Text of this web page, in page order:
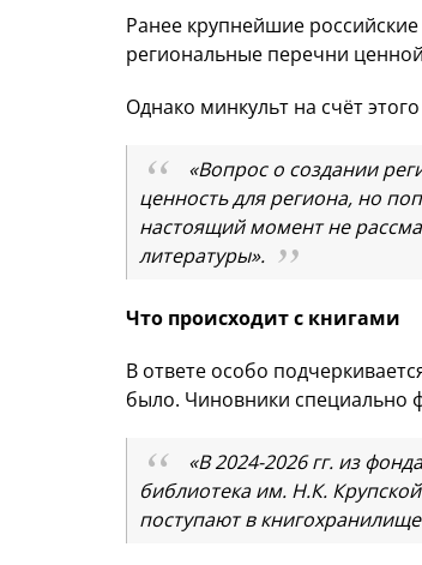
Ранее крупнейшие
региональные перечни
Однако минкульт на счёт
«Вопрос о создании
ценность для региона, но
настоящий момент не
литературы».
Что происходит с книгами
В ответе особо
было. Чиновники специально
«В 2024-2026 гг. из
библиотека им. Н.К.
поступают в